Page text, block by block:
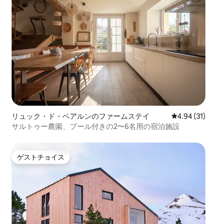
リュック・ド・ベアルンのファームステイ レビュー31
4.94 (31)
サルトゥー農園、プール付きの2〜6名用の宿泊施設
ゲストチョイス
ゲストチョイス